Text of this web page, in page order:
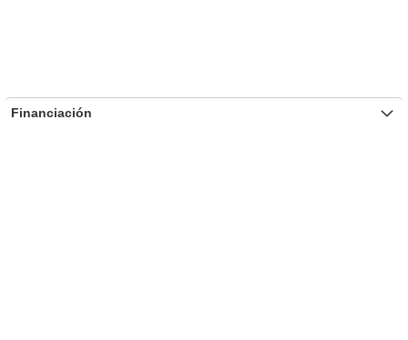
Financiación